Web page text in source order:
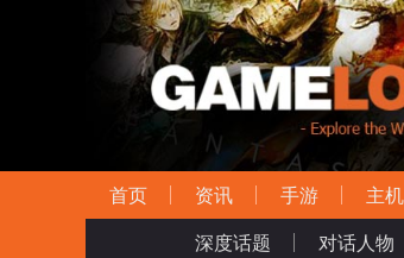
首页 资讯 手游 主机
深度话题
对话人物